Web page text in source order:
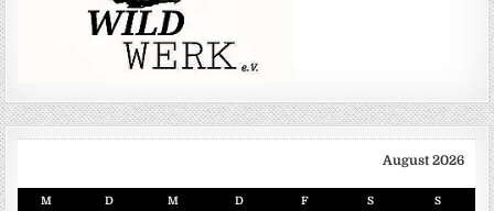
August 2026
M D M D F S S